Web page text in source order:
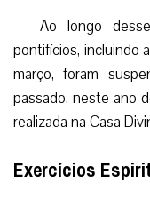
Ao longo
pontifícios, incluindo
março, foram
passado, neste ano
realizada na Casa
Exercícios